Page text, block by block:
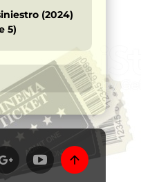
(2024)
5)